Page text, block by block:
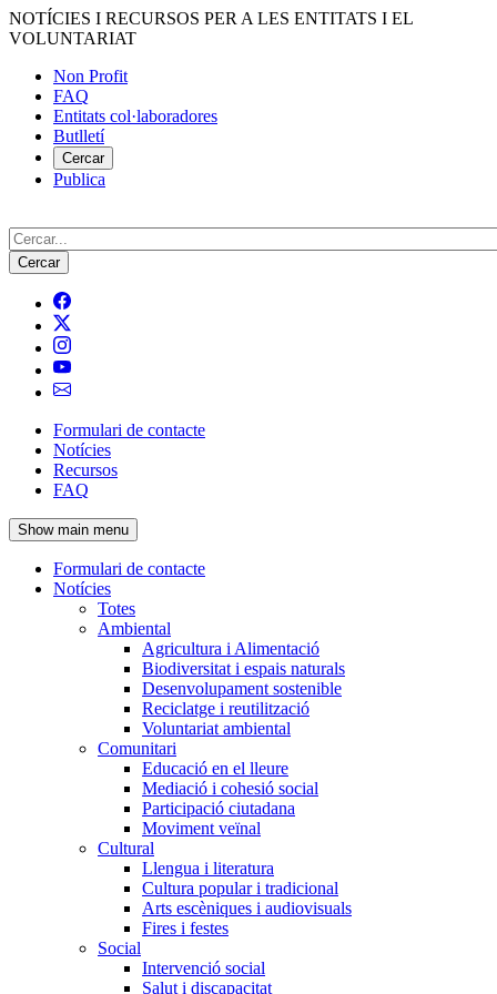
Vés
al
NOTÍCIES I RECURSOS PER A LES ENTITATS I EL
VOLUNTARIAT
Menú
del
compte
d'usuari
Non Profit
FAQ
Entitats col·laboradores
Butlletí
Cercar
Publica
Cerca
Navegació
principal
de
l'encapçalament
Formulari de contacte
Notícies
Recursos
FAQ
Show main menu
Navegació
principal
Formulari de contacte
Notícies
Totes
Ambiental
Agricultura i Alimentació
Biodiversitat i espais naturals
Desenvolupament sostenible
Reciclatge i reutilització
Voluntariat ambiental
Comunitari
Educació en el lleure
Mediació i cohesió social
Participació ciutadana
Moviment veïnal
Cultural
Llengua i literatura
Cultura popular i tradicional
Arts escèniques i audiovisuals
Fires i festes
Social
Intervenció social
Salut i discapacitat